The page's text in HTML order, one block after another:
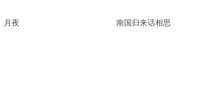
月夜 南国归来话相思